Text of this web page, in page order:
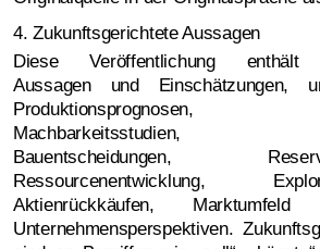
4. Zukunftsgerichtete Aussagen
Diese Veröffentlichung enthält
Aussagen und Einschätzungen,
Produktionsprognosen,
Machbarkeitsstudien,
Bauentscheidungen,
Ressourcenentwicklung,
Aktienrückkäufen,
Unternehmensperspektiven.